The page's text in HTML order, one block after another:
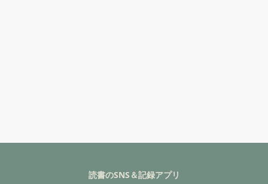
読書のSNS＆記録アプリ